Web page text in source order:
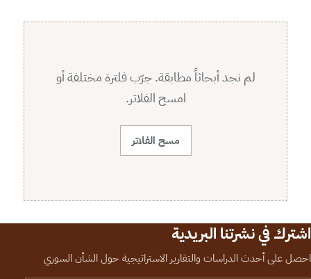
لم نجد أبحاثاً مطابقة. جرّب فلترة مختلفة أو
امسح الفلاتر.
مسح الفلاتر
اشترك في نشرتنا البريدية
احصل على أحدث الدراسات والتقارير الاستراتيجية حول الشأن السوري